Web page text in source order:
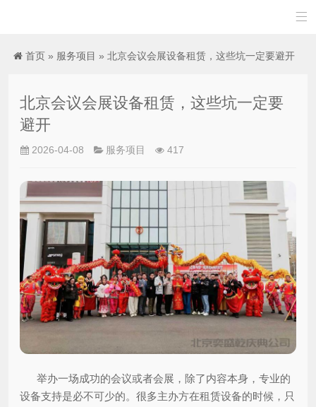

首页 » 服务项目 » 北京会议会展设备租赁，这些坑一定要避开
北京会议会展设备租赁，这些坑一定要
避开
2026-04-08 服务项目 417
举办一场成功的会议或者会展，除了内容本身，专业的
设备支持是必不可少的。很多主办方在租赁设备的时候，只